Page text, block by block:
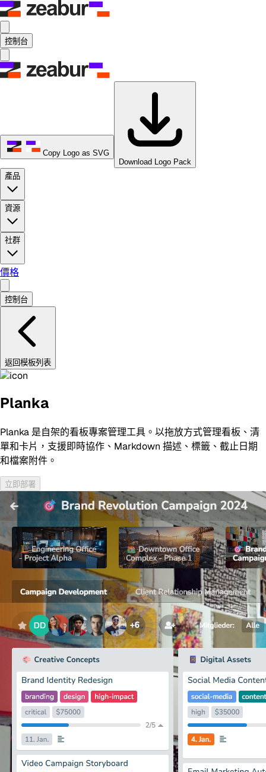
控制台
Copy Logo as SVG
Download Logo Pack
產品
資源
社群
價格
控制台
返回模板列表
Planka
Planka 是自架的看板專案管理工具。以拖放方式管理看板、清
單和卡片，支援即時協作、Markdown 描述、標籤、截止日期
和檔案附件。
立即部署